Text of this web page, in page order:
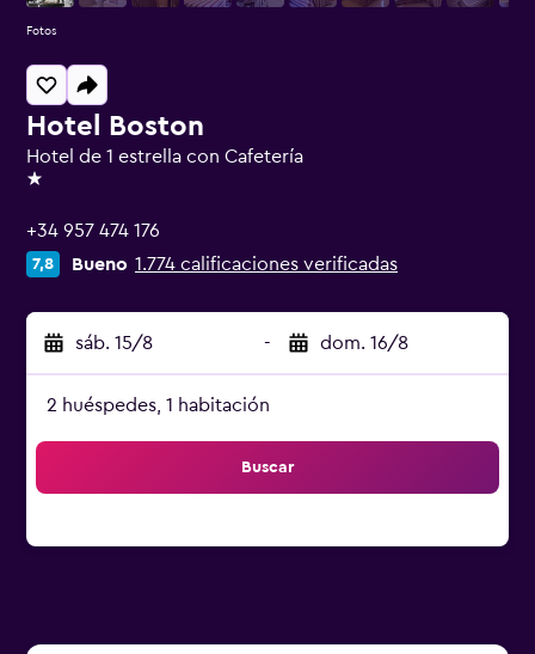
Hotel Boston
Hotel de 1 estrella con Cafetería
1 estrella
+34 957 474 176
7,8 Bueno 1.774 calificaciones verificadas
sáb. 15/8 - dom. 16/8
2 huéspedes, 1 habitación
Buscar
Fotos